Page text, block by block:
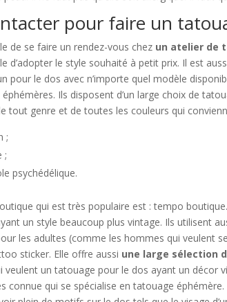
pour faire un
de se faire un rendez-vous chez un atelier de
d’adopter le style souhaité à petit prix. Il est
pour le dos avec n’importe quel modèle
éphémères. Ils disposent d’un large choix de
tout genre et de toutes les couleurs qui
;
;
psychédélique.
qui est très populaire est : tempo
un style beaucoup plus vintage. Ils utilisent
les adultes (comme les hommes qui veulent
sticker. Elle offre aussi une large sélection
veulent un tatouage pour le dos ayant un décor
connue qui se spécialise en tatouage